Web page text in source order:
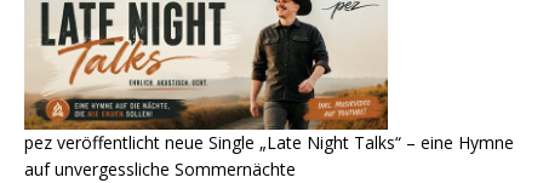
pez veröffentlicht neue Single „Late Night Talks“ – eine Hymne
auf unvergessliche Sommernächte